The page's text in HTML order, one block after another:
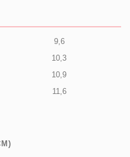
9,6
10,3
10,9
11,6